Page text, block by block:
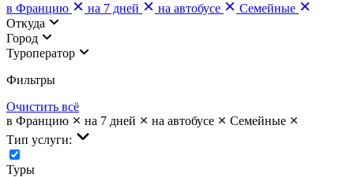
в Францию
на 7 дней на автобусе
Семейные
Откуда
Город
Туроператор
Фильтры
Очистить всё
в Францию
на 7 дней на автобусе
Семейные
Тип услуги:
Туры